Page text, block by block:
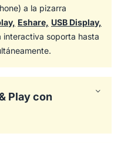
a la pizarra
Eshare, USB Display,
interactiva soporta hasta
Play con